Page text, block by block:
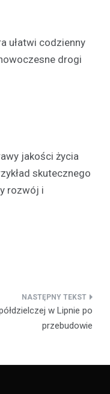
ułatwi codzienny
drogi
jakości życia
skutecznego
rozwój i
w Lipnie po
przebudowie
Lesznie: Święto
już w sobotę!